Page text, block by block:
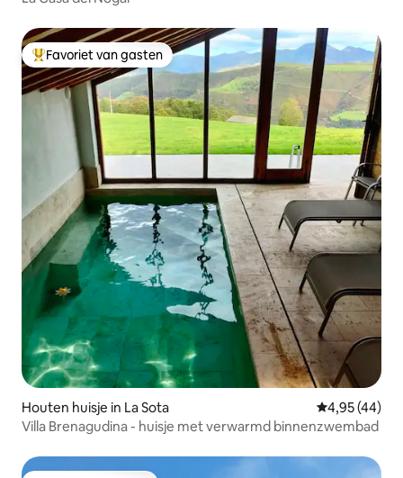
Topfavoriet van gasten
Favoriet van gasten
Houten huisje in La Sota Gemiddelde
4,95 (44)
Villa Brenagudina - huisje met verwarmd binnenzwembad